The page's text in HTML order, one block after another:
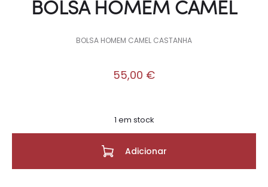
BOLSA HOMEM CAMEL
BOLSA HOMEM CAMEL CASTANHA
55,00 €
1 em stock
Adicionar